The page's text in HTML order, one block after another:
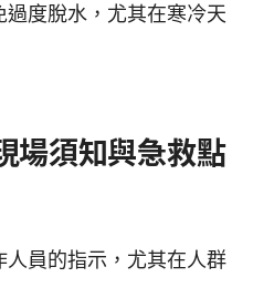
度脫水，尤其在寒冷天
場須知與急救點
員的指示，尤其在人群